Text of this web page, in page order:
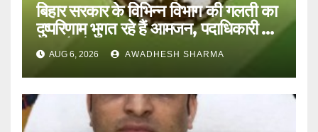
बिहार सरकार के विभिन्न विभाग की गलती का
दुष्परिणाम भुगत रहे हैं आमजन, पदाधिकारी और
अन्य हैं मौन
AUG 6, 2026 AWADHESH SHARMA